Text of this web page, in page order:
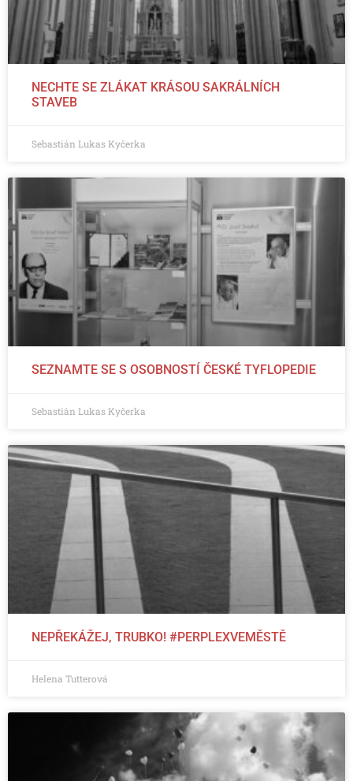
NECHTE SE ZLÁKAT KRÁSOU SAKRÁLNÍCH
STAVEB
Sebastián Lukas Kyčerka
SEZNAMTE SE S OSOBNOSTÍ ČESKÉ TYFLOPEDIE
Sebastián Lukas Kyčerka
NEPŘEKÁŽEJ, TRUBKO! #PERPLEXVEMĚSTĚ
Helena Tutterová